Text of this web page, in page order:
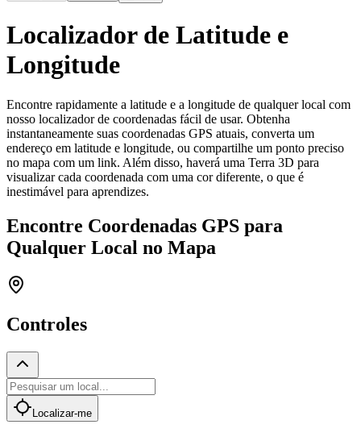
Localizador de Latitude e
Longitude
Encontre rapidamente a latitude e a longitude de qualquer local com
nosso localizador de coordenadas fácil de usar. Obtenha
instantaneamente suas coordenadas GPS atuais, converta um
endereço em latitude e longitude, ou compartilhe um ponto preciso
no mapa com um link. Além disso, haverá uma Terra 3D para
visualizar cada coordenada com uma cor diferente, o que é
inestimável para aprendizes.
Encontre Coordenadas GPS para
Qualquer Local no Mapa
Controles
Localizar-me